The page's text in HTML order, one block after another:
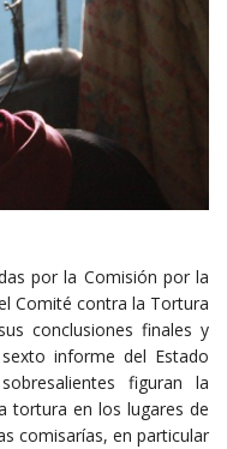
por la Comisión por la
Comité contra la Tortura
conclusiones finales y
informe del Estado
figuran la
tortura en los lugares de
comisarías, en particular